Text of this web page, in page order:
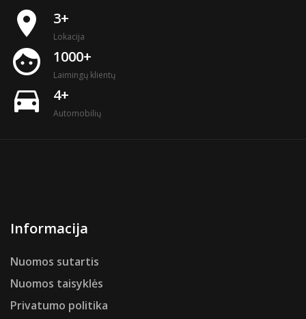
place 3+
Lokacija
face 1000+
Laimingų klientų
directions_car 4+
Automobilių
Informacija
Nuomos sutartis
Nuomos taisyklės
Privatumo politika